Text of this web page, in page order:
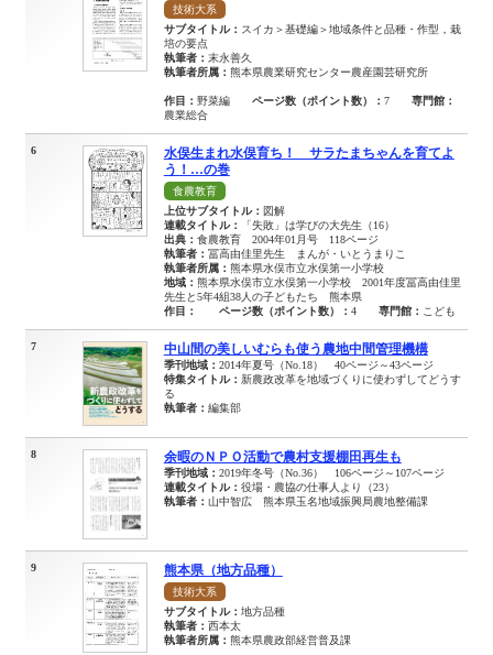
技術大系
サブタイトル： スイカ＞基礎編＞地域条件と品種・作型，栽
培の要点
執筆者： 末永善久
執筆者所属： 熊本県農業研究センター農産園芸研究所
作目： 野菜編 ページ数（ポイント数）： 7
専門館：
農業総合
6
水俣生まれ水俣育ち！ サラたまちゃんを育てよ
う！…の巻
食農教育
上位サブタイトル： 図解
連載タイトル：
「失敗」は学びの大先生（16）
出典： 食農教育 2004年01月号 118ページ
執筆者： 冨高由佳里先生 まんが・いとうまりこ
執筆者所属： 熊本県水俣市立水俣第一小学校
地域： 熊本県水俣市立水俣第一小学校 2001年度冨高由佳里
先生と5年4組38人の子どもたち 熊本県
作目：
ページ数（ポイント数）： 4 専門館： こども
7 中山間の美しいむらも使う農地中間管理機構
季刊地域： 2014年夏号（No.18） 40ページ～43ページ
特集タイトル： 新農政改革を地域づくりに使わずしてどうす
る
執筆者： 編集部
8 余暇のＮＰＯ活動で農村支援棚田再生も
季刊地域： 2019年冬号（No.36） 106ページ～107ページ
連載タイトル： 役場・農協の仕事人より（23）
執筆者： 山中智広 熊本県玉名地域振興局農地整備課
9 熊本県（地方品種）
技術大系
サブタイトル： 地方品種
執筆者： 西本太
執筆者所属： 熊本県農政部経営普及課